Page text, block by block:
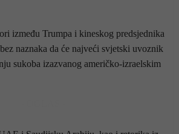
između Trumpa i kineskog predsjednika
naznaka da će najveći svjetski uvoznik
sukoba izazvanog američko-izraelskim